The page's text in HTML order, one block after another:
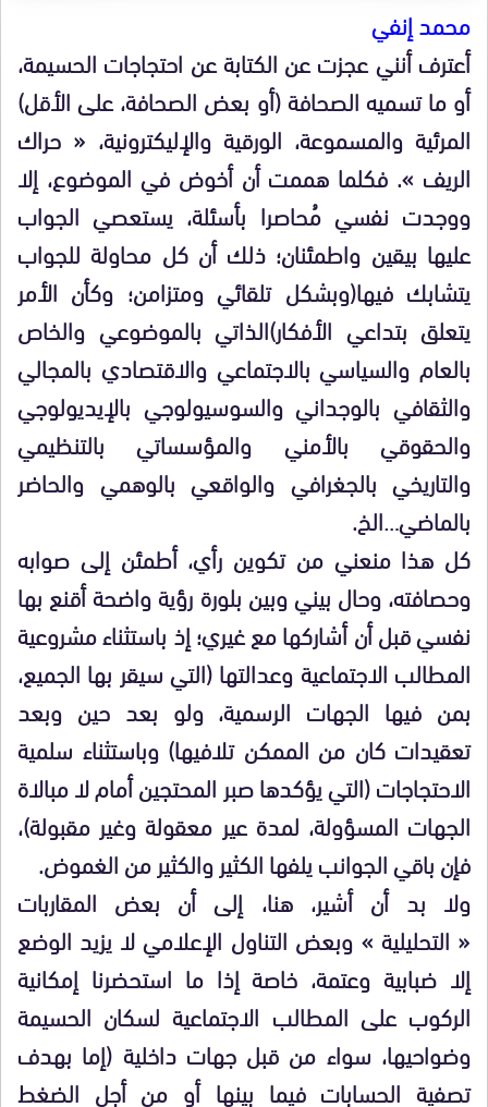
محمد إنفي
أعترف أنني عجزت عن الكتابة عن احتجاجات الحسيمة،
أو ما تسميه الصحافة (أو بعض الصحافة، على الأقل)
المرئية والمسموعة، الورقية والإليكترونية، « حراك
الريف ». فكلما هممت أن أخوض في الموضوع، إلا
ووجدت نفسي مُحاصرا بأسئلة، يستعصي الجواب
عليها بيقين واطمئنان؛ ذلك أن كل محاولة للجواب
يتشابك فيها(وبشكل تلقائي ومتزامن؛ وكأن الأمر
يتعلق بتداعي الأفكار)الذاتي بالموضوعي والخاص
بالعام والسياسي بالاجتماعي والاقتصادي بالمجالي
والثقافي بالوجداني والسوسيولوجي بالإيديولوجي
والحقوقي بالأمني والمؤسساتي بالتنظيمي
والتاريخي بالجغرافي والواقعي بالوهمي والحاضر
بالماضي…الخ.
كل هذا منعني من تكوين رأي، أطمئن إلى صوابه
وحصافته، وحال بيني وبين بلورة رؤية واضحة أقنع بها
نفسي قبل أن أشاركها مع غيري؛ إذ باستثناء مشروعية
المطالب الاجتماعية وعدالتها (التي سيقر بها الجميع،
بمن فيها الجهات الرسمية، ولو بعد حين وبعد
تعقيدات كان من الممكن تلافيها) وباستثناء سلمية
الاحتجاجات (التي يؤكدها صبر المحتجين أمام لا مبالاة
الجهات المسؤولة، لمدة عير معقولة وغير مقبولة)،
فإن باقي الجوانب يلفها الكثير والكثير من الغموض.
ولا بد أن أشير، هنا، إلى أن بعض المقاربات
« التحليلية » وبعض التناول الإعلامي لا يزيد الوضع
إلا ضبابية وعتمة، خاصة إذا ما استحضرنا إمكانية
الركوب على المطالب الاجتماعية لسكان الحسيمة
وضواحيها، سواء من قبل جهات داخلية (إما بهدف
تصفية الحسابات فيما بينها أو من أجل الضغط